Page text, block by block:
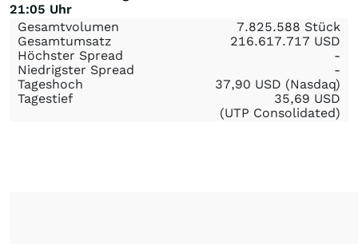
21:05 Uhr
Gesamtvolumen
7.825.588 Stück
Gesamtumsatz
216.617.717 USD
Höchster Spread
-
Niedrigster Spread
-
Tageshoch
37,90 USD (Nasdaq)
Tagestief
35,69 USD
(UTP Consolidated)